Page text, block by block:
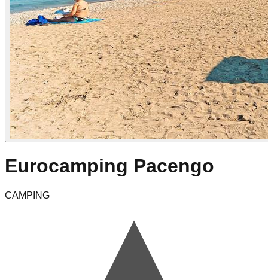
Eurocamping Pacengo
CAMPING